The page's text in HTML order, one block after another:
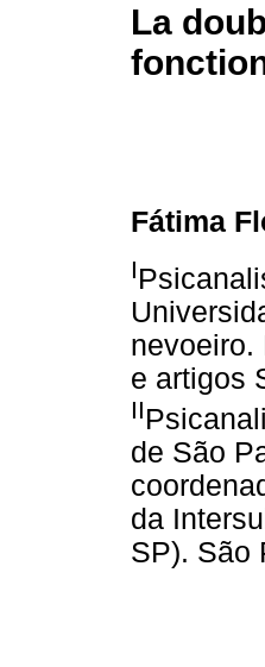
La
Fátima
I
nevoeiro.
e artigos
II
de São
da
SP). São